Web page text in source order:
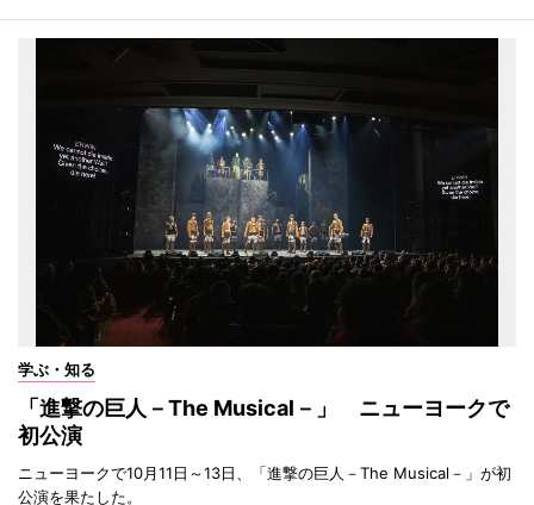
学ぶ・知る
「進撃の巨人－The Musical－」 ニューヨークで
初公演
ニューヨークで10月11日～13日、「進撃の巨人－The Musical－」が初
公演を果たした。